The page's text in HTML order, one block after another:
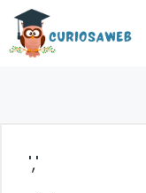
Saltar
contenido
','